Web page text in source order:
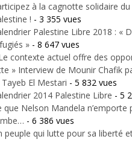
à la cagnotte solidaire
! - 3 355 vues
Palestine Libre 2018 : «
» - 8 647 vues
contexte actuel offre des
» Interview de Mounir Chafik
El Mestari - 5 832 vues
2014 Palestine Libre - 5
que Nelson Mandela n’emporte
- 6 386 vues
peuple qui lutte pour sa liberté